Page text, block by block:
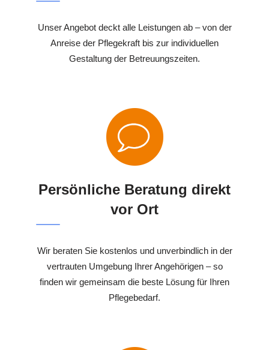
Unser Angebot deckt alle Leistungen ab – von der
Anreise der Pflegekraft bis zur individuellen
Gestaltung der Betreuungszeiten.
Persönliche Beratung direkt
vor Ort
Wir beraten Sie kostenlos und unverbindlich in der
vertrauten Umgebung Ihrer Angehörigen – so
finden wir gemeinsam die beste Lösung für Ihren
Pflegebedarf.